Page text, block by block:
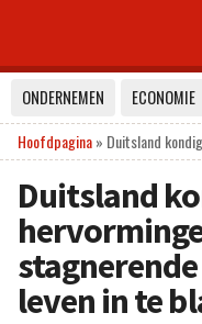
ONDERNEMEN ECONOMIE
Hoofdpagina» Duitsland
Duitsland
leven in te